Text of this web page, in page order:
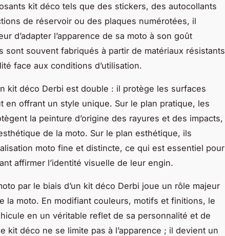
kit déco tels que des stickers, des autocollants
de réservoir ou des plaques numérotées, il
d’adapter l’apparence de sa moto à son goût
sont souvent fabriqués à partir de matériaux résistants
face aux conditions d’utilisation.
kit déco Derbi est double : il protège les surfaces
en offrant un style unique. Sur le plan pratique, les
la peinture d’origine des rayures et des impacts,
de la moto. Sur le plan esthétique, ils
moto fine et distincte, ce qui est essentiel pour
affirmer l’identité visuelle de leur engin.
par le biais d’un kit déco Derbi joue un rôle majeur
la moto. En modifiant couleurs, motifs et finitions, le
en un véritable reflet de sa personnalité et de
kit déco ne se limite pas à l’apparence ; il devient un